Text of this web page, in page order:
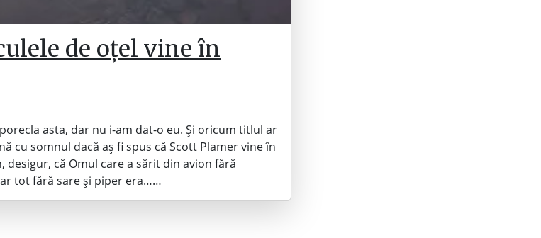
de oțel vine în
asta, dar nu i-am dat-o eu. Și oricum titlul ar
cu somnul dacă aș fi spus că Scott Plamer vine în
desigur, că Omul care a sărit din avion fără
tot fără sare și piper era……